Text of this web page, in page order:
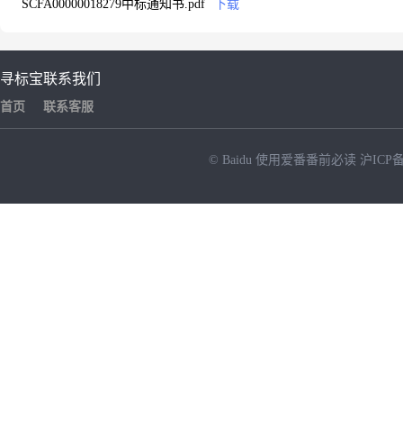
SCFA00000018279中标通知书.pdf
下载
寻标宝
首页
联系我们
联系客服
© Baidu 使用爱番番前必读 沪ICP